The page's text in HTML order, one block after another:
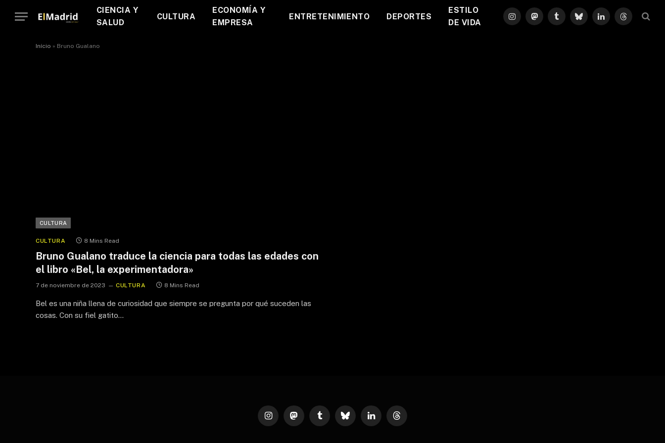
CIENCIA Y
SALUD
CULTURA
ECONOMÍA Y
EMPRESA
ENTRETENIMIENTO DEPORTES
ESTILO
DE VIDA
InstagramMastodonTumblrBlueskyLinkedInThreads
Início » Bruno Gualano
CULTURA
CULTURA 8 Mins Read
Bruno Gualano traduce la ciencia para todas las edades con
el libro «Bel, la experimentadora»
7 de noviembre de 2023 CULTURA 8 Mins Read
Bel es una niña llena de curiosidad que siempre se pregunta por qué suceden las
cosas. Con su fiel gatito…
InstagramMastodonTumblr Bluesky LinkedInThreads